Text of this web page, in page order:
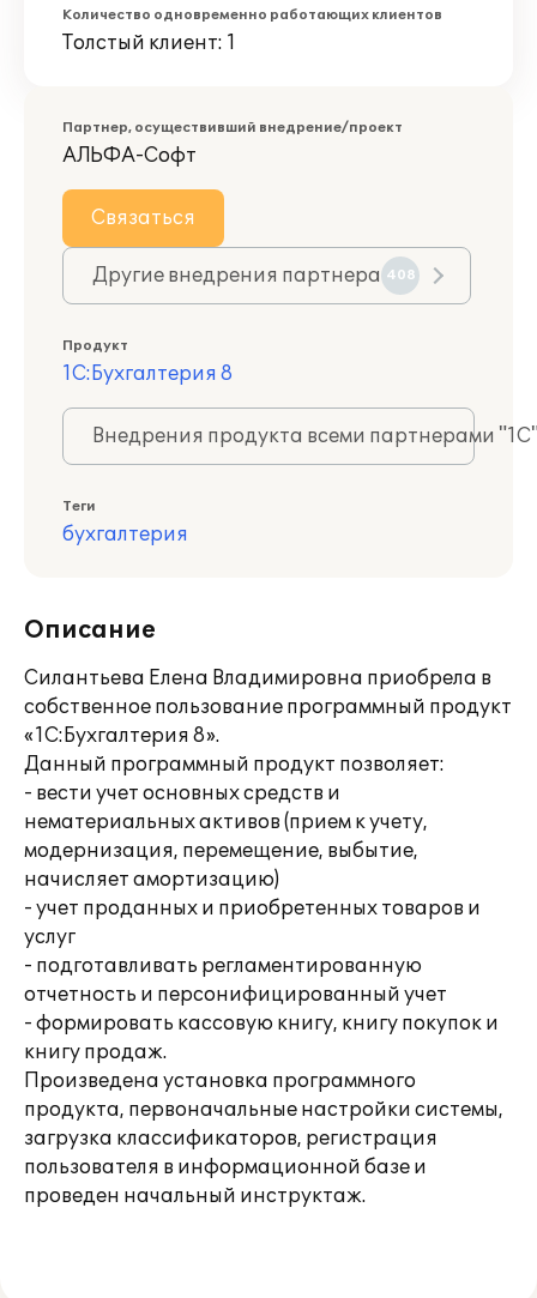
Количество одновременно работающих клиентов
Толстый клиент: 1
Партнер, осуществивший внедрение/проект
АЛЬФА-Софт
Связаться
Другие внедрения партнера 408
Продукт
1С:Бухгалтерия 8
Внедрения продукта всеми партнерами
Теги
бухгалтерия
Описание
Силантьева Елена Владимировна приобрела в
собственное пользование программный продукт
«1С:Бухгалтерия 8».
Данный программный продукт позволяет:
- вести учет основных средств и
нематериальных активов (прием к учету,
модернизация, перемещение, выбытие,
начисляет амортизацию)
- учет проданных и приобретенных товаров и
услуг
- подготавливать регламентированную
отчетность и персонифицированный учет
- формировать кассовую книгу, книгу покупок и
книгу продаж.
Произведена установка программного
продукта, первоначальные настройки системы,
загрузка классификаторов, регистрация
пользователя в информационной базе и
проведен начальный инструктаж.